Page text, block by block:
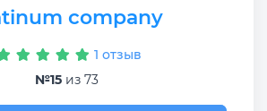
company
1 отзыв
№15из 73